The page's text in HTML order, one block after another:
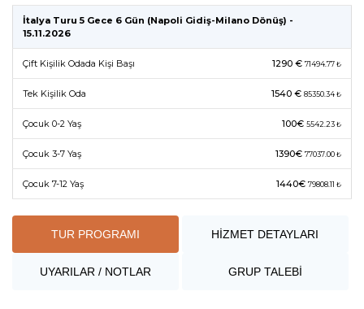
İtalya Turu 5 Gece 6 Gün (Napoli Gidiş-Milano Dönüş) -
15.11.2026
Çift Kişilik Odada Kişi Başı 1290 € 71494.77 ₺
Tek Kişilik Oda 1540 € 85350.34 ₺
Çocuk 0-2 Yaş 100€ 5542.23 ₺
Çocuk 3-7 Yaş 1390€ 77037.00 ₺
Çocuk 7-12 Yaş 1440€ 79808.11 ₺
TUR PROGRAMI HİZMET DETAYLARI
UYARILAR / NOTLAR GRUP TALEBİ